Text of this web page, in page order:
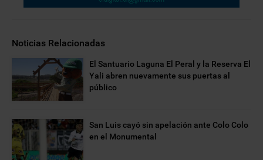
Noticias Relacionadas
El Santuario Laguna El Peral y la Reserva El
Yali abren nuevamente sus puertas al
público
San Luis cayó sin apelación ante Colo Colo
en el Monumental